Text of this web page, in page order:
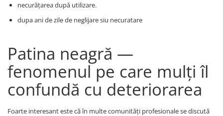
necurățarea după utilizare.
dupa ani de zile de neglijare siu necuratare
Patina neagră —
fenomenul pe care mulți îl
confundă cu deteriorarea
Foarte interesant este că în multe comunități profesionale se discută